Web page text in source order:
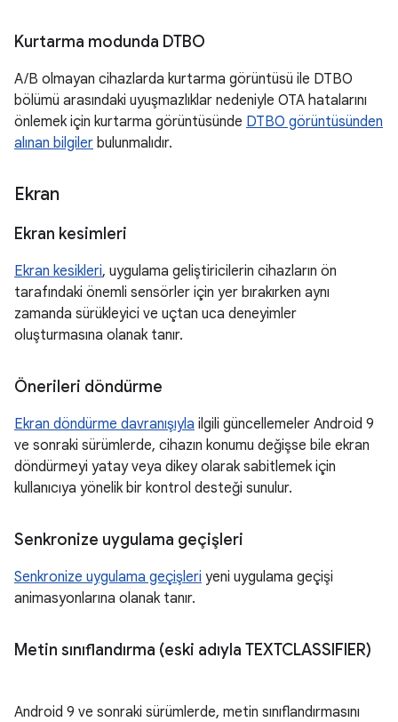
Kurtarma modunda DTBO
A/B olmayan cihazlarda kurtarma görüntüsü ile DTBO
bölümü arasındaki uyuşmazlıklar nedeniyle OTA hatalarını
önlemek için kurtarma görüntüsünde DTBO görüntüsünden
alınan bilgiler bulunmalıdır.
Ekran
Ekran kesimleri
Ekran kesikleri, uygulama geliştiricilerin cihazların ön
tarafındaki önemli sensörler için yer bırakırken aynı
zamanda sürükleyici ve uçtan uca deneyimler
oluşturmasına olanak tanır.
Önerileri döndürme
Ekran döndürme davranışıyla ilgili güncellemeler Android 9
ve sonraki sürümlerde, cihazın konumu değişse bile ekran
döndürmeyi yatay veya dikey olarak sabitlemek için
kullanıcıya yönelik bir kontrol desteği sunulur.
Senkronize uygulama geçişleri
Senkronize uygulama geçişleri yeni uygulama geçişi
animasyonlarına olanak tanır.
Metin sınıflandırma (eski adıyla TEXTCLASSIFIER)
Android 9 ve sonraki sürümlerde, metin sınıflandırmasını